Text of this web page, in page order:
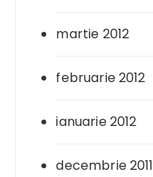
martie 2012
februarie 2012
ianuarie 2012
decembrie 2011